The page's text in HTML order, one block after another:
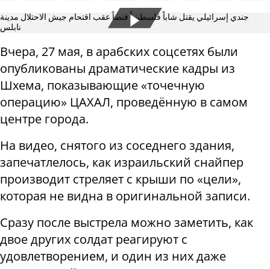
جندي إسرائيلي يقتل شاباً فلسطينياً قنصاً عقب اقتحام جيش الاحتلال مدينة
نابلس
Вчера, 27 мая, в арабских соцсетях были
опубликованы драматические кадры из
Шхема, показывающие «точечную
операцию» ЦАХАЛ, проведённую в самом
центре города.
На видео, снятого из соседнего здания,
запечатлелось, как израильский снайпер
производит стреляет с крыши по «цели»,
которая не видна в оригинальной записи.
Сразу после выстрела можно заметить, как
двое других солдат реагируют с
удовлетворением, и один из них даже